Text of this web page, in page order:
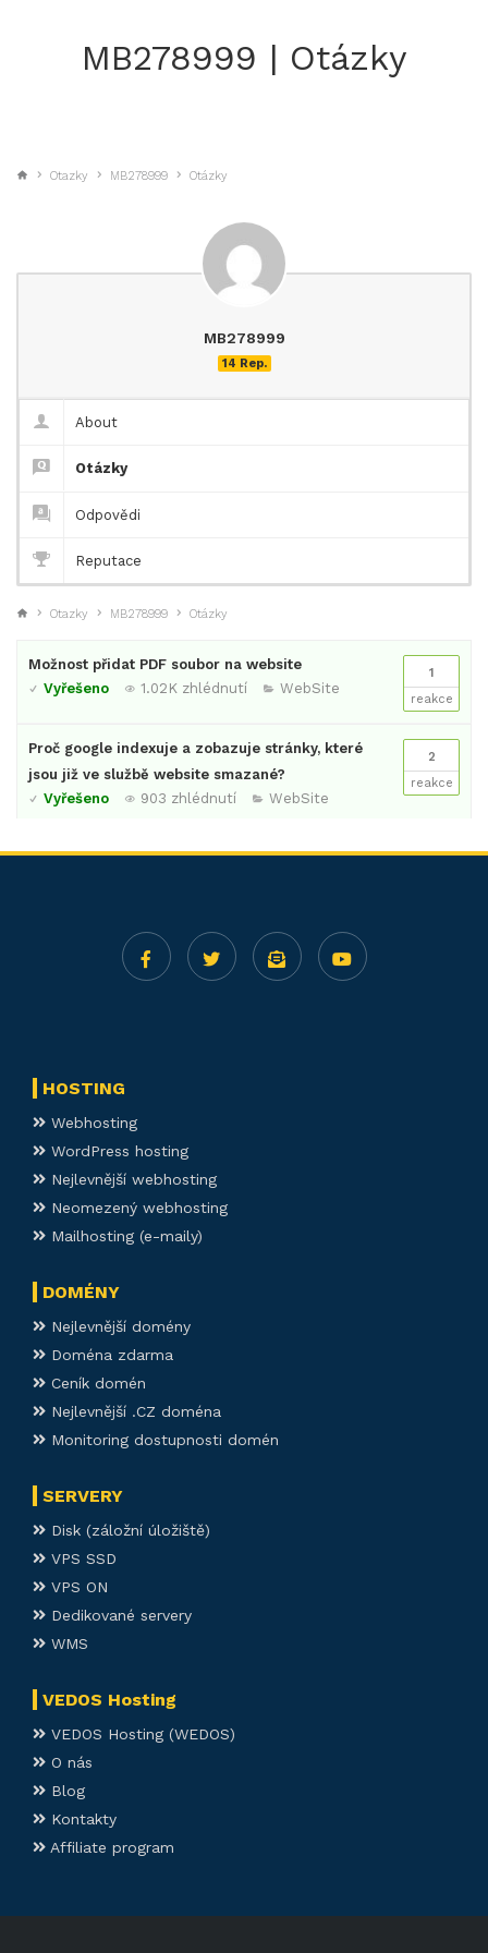
MB278999 | Otázky
Otazky MB278999 Otázky
MB278999
14 Rep.
About
Otázky
Odpovědi
Reputace
Otazky MB278999 Otázky
1
reakce
Možnost přidat PDF soubor na website
Vyřešeno
1.02K zhlédnutí WebSite
2
reakce
Proč google indexuje a zobazuje stránky, které
jsou již ve službě website smazané?
Vyřešeno
903 zhlédnutí WebSite
HOSTING
Webhosting
WordPress hosting
Nejlevnější webhosting
Neomezený webhosting
Mailhosting (e-maily)
DOMÉNY
Nejlevnější domény
Doména zdarma
Ceník domén
Nejlevnější .CZ doména
Monitoring dostupnosti domén
SERVERY
Disk (záložní úložiště)
VPS SSD
VPS ON
Dedikované servery
WMS
VEDOS Hosting
VEDOS Hosting (WEDOS)
O nás
Blog
Kontakty
Affiliate program